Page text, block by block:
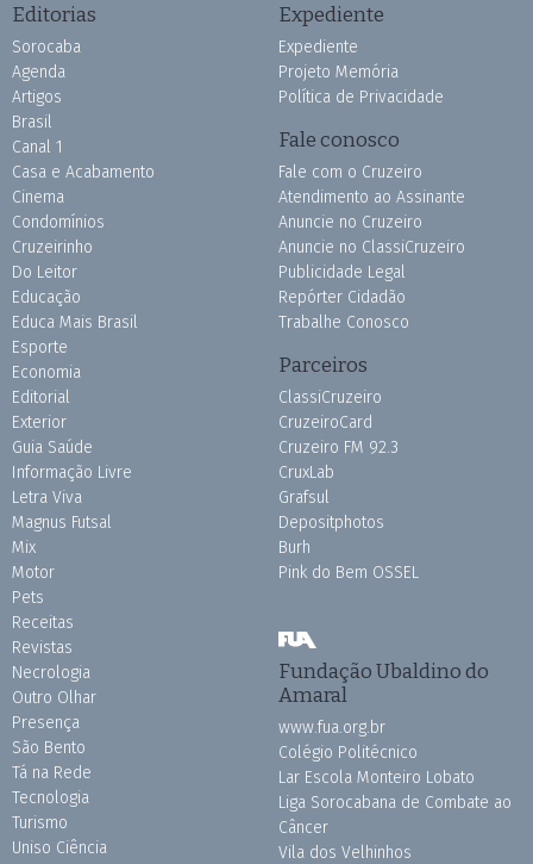
Editorias
Sorocaba
Agenda
Artigos
Brasil
Canal 1
Casa e Acabamento
Cinema
Condomínios
Cruzeirinho
Do Leitor
Educação
Educa Mais Brasil
Esporte
Economia
Editorial
Exterior
Guia Saúde
Informação Livre
Letra Viva
Magnus Futsal
Mix
Motor
Pets
Receitas
Revistas
Necrologia
Outro Olhar
Presença
São Bento
Tá na Rede
Tecnologia
Turismo
Uniso Ciência
Expediente
Expediente
Projeto Memória
Política de Privacidade
Fale conosco
Fale com o Cruzeiro
Atendimento ao Assinante
Anuncie no Cruzeiro
Anuncie no ClassiCruzeiro
Publicidade Legal
Repórter Cidadão
Trabalhe Conosco
Parceiros
ClassiCruzeiro
CruzeiroCard
Cruzeiro FM 92.3
CruxLab
Grafsul
Depositphotos
Burh
Pink do Bem OSSEL
Fundação Ubaldino do
Amaral
www.fua.org.br
Colégio Politécnico
Lar Escola Monteiro Lobato
Liga Sorocabana de Combate ao
Câncer
Vila dos Velhinhos